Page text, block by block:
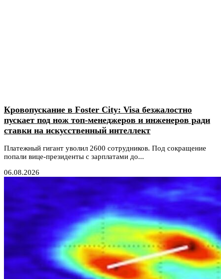
Кровопускание в Foster City: Visa безжалостно
пускает под нож топ-менеджеров и инженеров ради
ставки на искусственный интеллект
Платежный гигант уволил 2600 сотрудников. Под сокращение
попали вице-президенты с зарплатами до...
06.08.2026